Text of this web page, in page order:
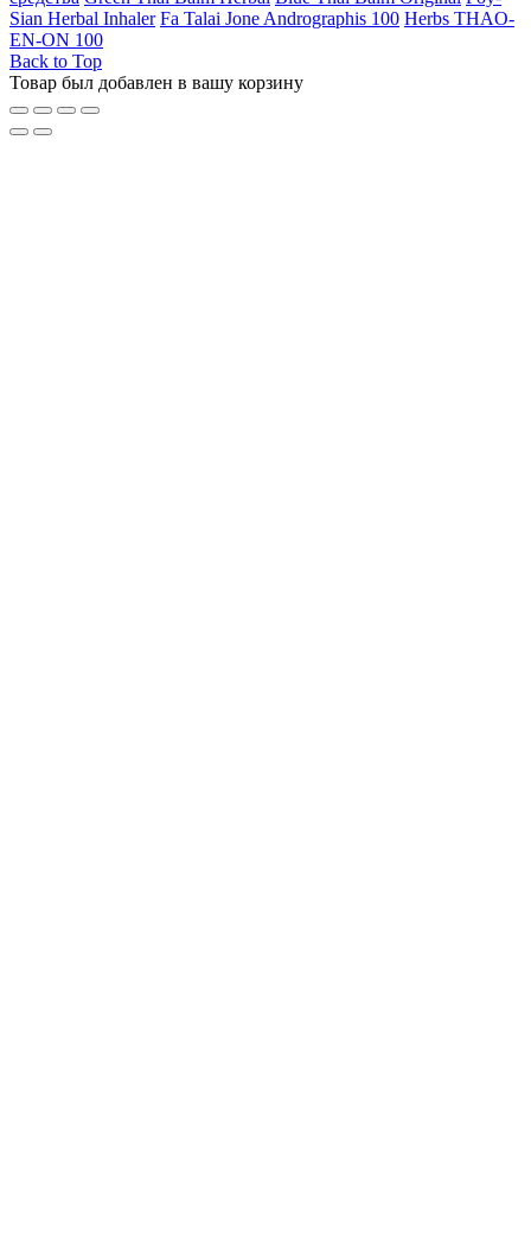
Sian Herbal Inhaler Fa Talai Jone Andrographis 100 Herbs THAO-
EN-ON 100
Back to Top
Товар был добавлен в вашу корзину